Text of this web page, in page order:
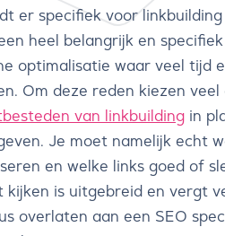
er specifiek voor
heel belangrijk en
optimalisatie waar veel tijd
Om deze reden kiezen
van linkbuilding in
Je moet namelijk echt
en welke links goed of
kijken is uitgebreid en vergt
overlaten aan een SEO